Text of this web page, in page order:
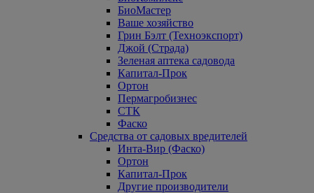
БиоМастер
Ваше хозяйство
Грин Бэлт (Техноэкспорт)
Джой (Страда)
Зеленая аптека садовода
Капитал-Прок
Ортон
Пермагробизнес
СТК
Фаско
Средства от садовых вредителей
Инта-Вир (Фаско)
Ортон
Капитал-Прок
Другие производители